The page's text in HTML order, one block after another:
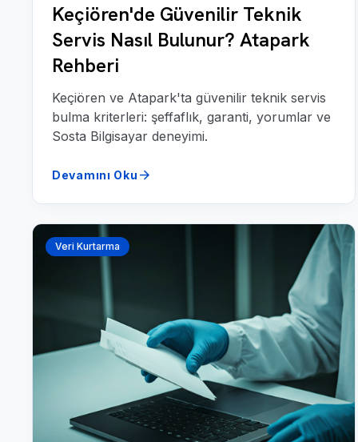
Keçiören'de Güvenilir Teknik
Servis Nasıl Bulunur? Atapark
Rehberi
Keçiören ve Atapark'ta güvenilir teknik servis
bulma kriterleri: şeffaflık, garanti, yorumlar ve
Sosta Bilgisayar deneyimi.
Devamını Oku arrow_forward
Veri Kurtarma